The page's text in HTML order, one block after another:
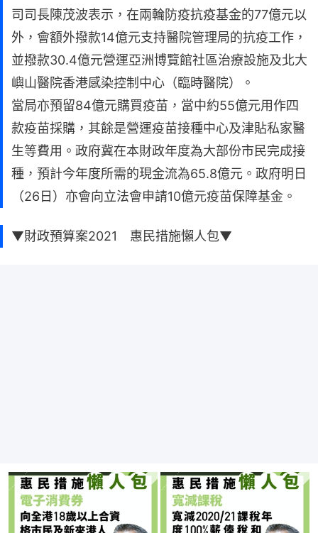
司司長陳茂波表示，在兩輪防疫抗疫基金的77億元以
外，會額外撥款14億元支持醫院管理局的抗疫工作，
並撥款30.4億元營運亞洲博覽館社區治療設施及北大
嶼山醫院香港感染控制中心（臨時醫院）。
當局亦預留84億元購買疫苗，當中約55億元用作四
款疫苗採購，其餘是營運疫苗接種中心及津貼私家醫
生等費用。政府冀在本財政年度為大部份市民完成接
種，預計今年度所需的現金流為65.8億元。政府明日
（26日）亦會向立法會申請10億元疫苗保障基金。
▼財政預算案2021 惠民措施懶人包▼